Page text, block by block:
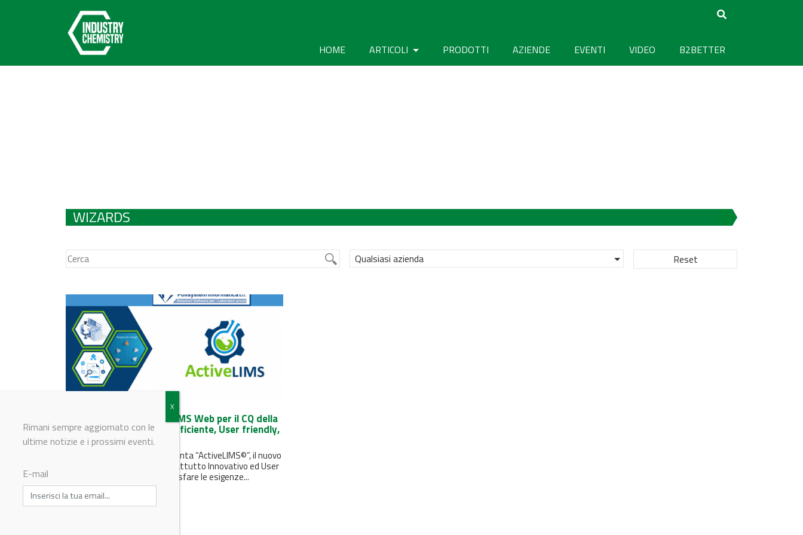
HOME ARTICOLI PRODOTTI AZIENDE EVENTI VIDEO B2BETTER
WIZARDS
Qualsiasi azienda Reset
“ActiveLIMS©” il nuovo LIMS Web per il CQ della
Produzione Industriale Efficiente, User friendly,
Flessibile, Sicuro
Polisystem Informatica presenta “ActiveLIMS©”, il nuovo
LIMS- Web “nativo”, ma soprattutto Innovativo ed User
friendly, progettato per soddisfare le esigenze...
Rimani sempre aggiornato con le
ultime notizie e i prossimi eventi.
E-mail